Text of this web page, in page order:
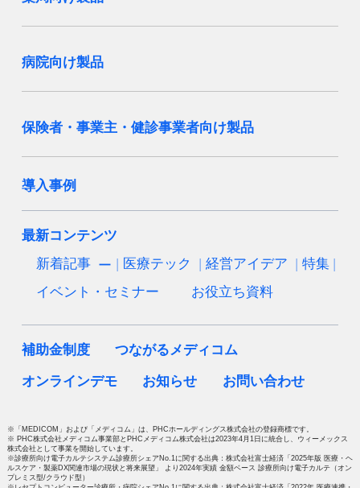
病院向け製品
保険者・事業主・健診事業者向け製品
導入事例
最新コンテンツ
新着記事
医療テック 経営アイデア
特集
イベント・セミナー
お役立ち資料
補助金制度 つながるメディコム
オンラインデモ お知らせ お問い合わせ
※「MEDICOM」および「メディコム」は、PHCホールディングス株式会社の登録商標です。
※ PHC株式会社メディコム事業部とPHCメディコム株式会社は2023年4月1日に統合し、ウィーメックス
株式会社として事業を開始しています。
※診療所向け電子カルテシステム診療所シェアNo.1に関する出典：株式会社富士経済「2025年版 医療・ヘ
ルスケア・製薬DX関連市場の現状と将来展望」 より2024年実績 金額ベース 診療所向け電子カルテ（オン
プレミス型/クラウド型）